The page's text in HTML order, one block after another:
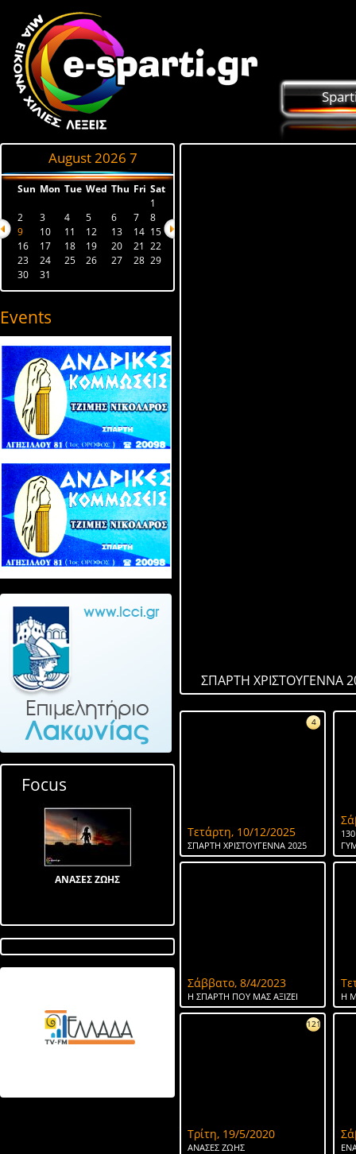
August 2026 7
Sun Mon Tue Wed Thu Fri Sat
1
2
3 4 5 6 7
8
9
10 11 12 13 14 15
16
17 18 19 20 21
22
23
24 25 26 27 28 29
30
31
Events
Focus
ΑΝΑΣΕΣ ΖΩΗΣ
ΤΟ ΝΕΡΟ ΤΗΣ ΣΠΑΡΤΗΣ
ΣΠΑΡΤΗ ΧΡΙΣΤΟΥΓΕΝΝΑ
4
Τετάρτη, 10/12/2025
ΣΠΑΡΤΗ ΧΡΙΣΤΟΥΓΕΝΝΑ 2025
Σάββατο, 8/4/2023
Η ΣΠΑΡΤΗ ΠΟΥ ΜΑΣ ΑΞΙΖΕΙ Η
121
Τρίτη, 19/5/2020
ΑΝΑΣΕΣ ΖΩΗΣ